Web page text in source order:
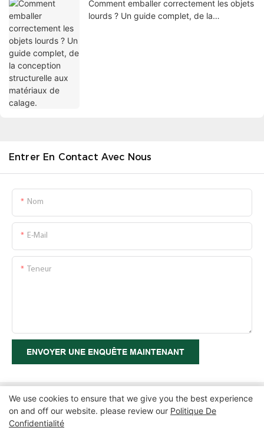
Comment emballer correctement les objets
lourds ? Un guide complet, de la
Entrer En Contact Avec Nous
Nom
E-Mail
Teneur
ENVOYER UNE ENQUÊTE MAINTENANT
Copyright © 2026 Zhangzhou Air Power Packaging Equipment Co.,
We use cookies to ensure that we give you the best experience
on and off our website. please review our Politique De
Confidentialité